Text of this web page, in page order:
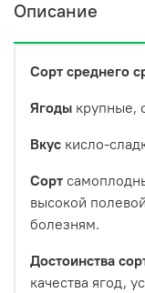
Описание
Сорт среднего
Ягоды крупные,
Вкус кисло-
Сорт
высокой
болезням.
Достоинства
качества ягод,